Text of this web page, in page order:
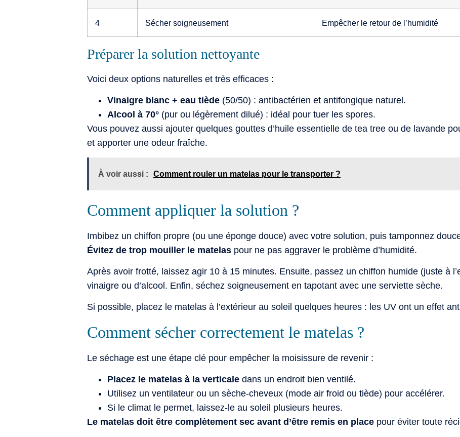
4 Sécher soigneusement Empêcher le retour de l’humidité
Préparer la solution nettoyante
Voici deux options naturelles et très efficaces :
Vinaigre blanc + eau tiède (50/50) : antibactérien et antifongique naturel.
Alcool à 70° (pur ou légèrement dilué) : idéal pour tuer les spores.
Vous pouvez aussi ajouter quelques gouttes d’huile essentielle de tea tree ou de lavande
et apporter une odeur fraîche.
À voir aussi : Comment rouler un matelas pour le transporter ?
Comment appliquer la solution ?
Imbibez un chiffon propre (ou une éponge douce) avec votre solution, puis tamponnez
Évitez de trop mouiller le matelas pour ne pas aggraver le problème d’humidité.
Après avoir frotté, laissez agir 10 à 15 minutes. Ensuite, passez un chiffon humide (juste à
vinaigre ou d’alcool. Enfin, séchez soigneusement en tapotant avec une serviette sèche.
Si possible, placez le matelas à l’extérieur au soleil quelques heures : les UV ont un effet
Comment sécher correctement le matelas ?
Le séchage est une étape clé pour empêcher la moisissure de revenir :
Placez le matelas à la verticale dans un endroit bien ventilé.
Utilisez un ventilateur ou un sèche-cheveux (mode air froid ou tiède) pour accélérer.
Si le climat le permet, laissez-le au soleil plusieurs heures.
Le matelas doit être complètement sec avant d’être remis en place pour éviter toute